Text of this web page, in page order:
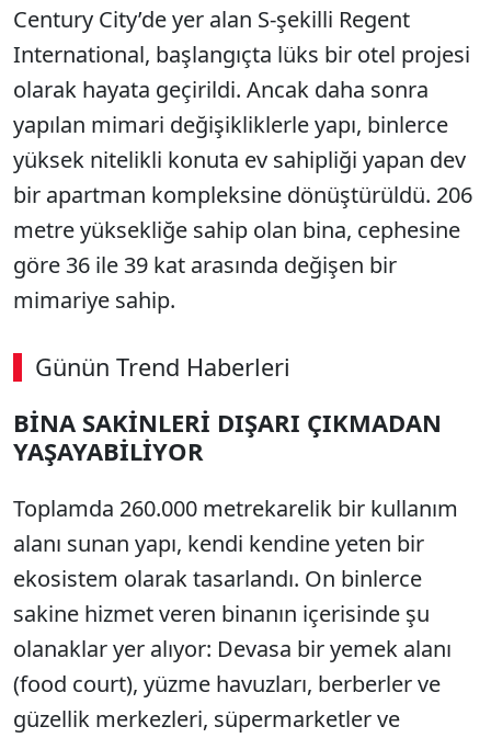
Century City’de yer alan S-şekilli Regent
International, başlangıçta lüks bir otel projesi
olarak hayata geçirildi. Ancak daha sonra
yapılan mimari değişikliklerle yapı, binlerce
yüksek nitelikli konuta ev sahipliği yapan dev
bir apartman kompleksine dönüştürüldü. 206
metre yüksekliğe sahip olan bina, cephesine
göre 36 ile 39 kat arasında değişen bir
mimariye sahip.
Günün Trend Haberleri
BİNA SAKİNLERİ DIŞARI ÇIKMADAN
YAŞAYABİLİYOR
Toplamda 260.000 metrekarelik bir kullanım
alanı sunan yapı, kendi kendine yeten bir
ekosistem olarak tasarlandı. On binlerce
sakine hizmet veren binanın içerisinde şu
olanaklar yer alıyor: Devasa bir yemek alanı
(food court), yüzme havuzları, berberler ve
güzellik merkezleri, süpermarketler ve